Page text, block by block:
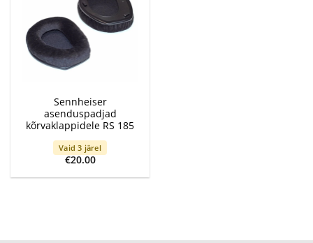
Sennheiser
asenduspadjad
kõrvaklappidele RS 185
Vaid 3 järel
€20.00